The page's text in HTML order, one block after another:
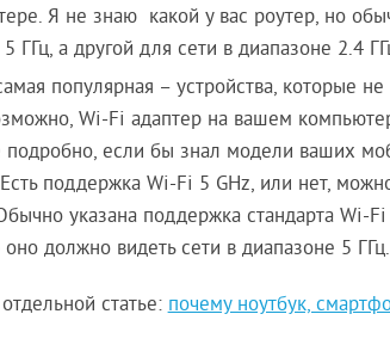
Я не знаю какой у вас роутер, но
ГГц, а другой для сети в диапазоне 2.4
популярная – устройства, которые
Wi-Fi адаптер на вашем
подробно, если бы знал модели ваших
поддержка Wi-Fi 5 GHz, или нет,
указана поддержка стандарта Wi-
должно видеть сети в диапазоне 5 ГГц.
статье:почему ноутбук,